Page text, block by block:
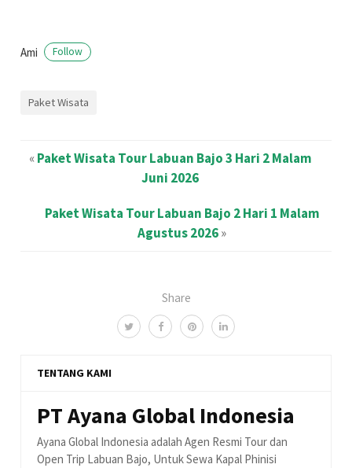
Share
Ami Follow
Paket Wisata
«Paket Wisata Tour Labuan Bajo 3 Hari 2 Malam
Juni 2026
Paket Wisata Tour Labuan Bajo 2 Hari 1 Malam
Agustus 2026»
TENTANG KAMI
PT Ayana Global Indonesia
Ayana Global Indonesia adalah Agen Resmi Tour dan
Open Trip Labuan Bajo, Untuk Sewa Kapal Phinisi